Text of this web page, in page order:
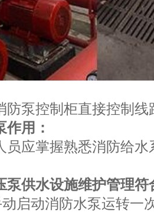
泵控制柜直接控制线
用：
应掌握熟悉消防给水
供水设施维护管理符
动消防水泵运转一